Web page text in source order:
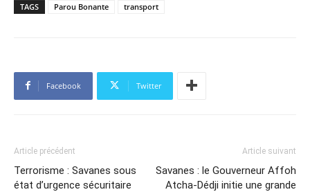
TAGS Parou Bonante transport
Facebook Twitter
Article précédent
Terrorisme : Savanes sous
état d’urgence sécuritaire
Article suivant
Savanes : le Gouverneur Affoh
Atcha-Dédji initie une grande